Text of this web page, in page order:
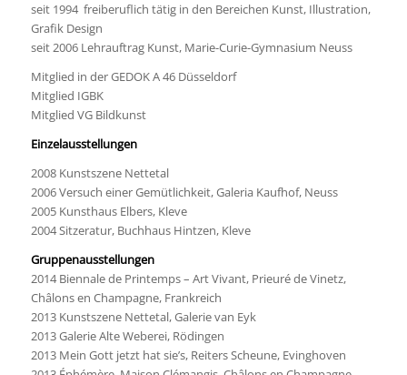
seit 1994 freiberuflich tätig in den Bereichen Kunst, Illustration,
Grafik Design
seit 2006 Lehrauftrag Kunst, Marie-Curie-Gymnasium Neuss
Mitglied in der GEDOK A 46 Düsseldorf
Mitglied IGBK
Mitglied VG Bildkunst
Einzelausstellungen
2008 Kunstszene Nettetal
2006 Versuch einer Gemütlichkeit, Galeria Kaufhof, Neuss
2005 Kunsthaus Elbers, Kleve
2004 Sitzeratur, Buchhaus Hintzen, Kleve
Gruppenausstellungen
2014 Biennale de Printemps – Art Vivant, Prieuré de Vinetz,
Châlons en Champagne, Frankreich
2013 Kunstszene Nettetal, Galerie van Eyk
2013 Galerie Alte Weberei, Rödingen
2013 Mein Gott jetzt hat sie’s, Reiters Scheune, Evinghoven